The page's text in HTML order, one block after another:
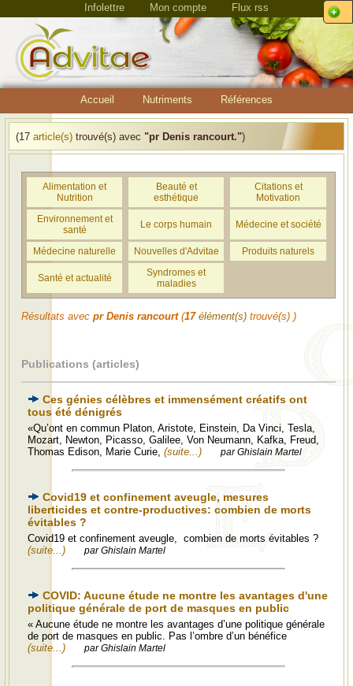
Infolettre Mon compte Flux rss
Accueil Nutriments Références
(17 article(s) trouvé(s) avec "pr Denis rancourt.")
Alimentation et
Nutrition
Beauté et
esthétique
Citations et
Motivation
Environnement et
santé
Le corps humain Médecine et société
Médecine naturelle Nouvelles d'Advitae Produits naturels
Santé et actualité
Syndromes et
maladies
Résultats avec pr Denis rancourt (17 élément(s) trouvé(s) )
Publications (articles)
Ces génies célèbres et immensément créatifs ont
tous été dénigrés
«Qu’ont en commun Platon, Aristote, Einstein, Da Vinci, Tesla,
Mozart, Newton, Picasso, Galilee, Von Neumann, Kafka, Freud,
Thomas Edison, Marie Curie, (suite...) par Ghislain Martel
Covid19 et confinement aveugle, mesures
liberticides et contre-productives: combien de morts
évitables ?
Covid19 et confinement aveugle, combien de morts évitables ?
(suite...)
par Ghislain Martel
COVID: Aucune étude ne montre les avantages d'une
politique générale de port de masques en public
« Aucune étude ne montre les avantages d’une politique générale
de port de masques en public. Pas l’ombre d’un bénéfice
(suite...)
par Ghislain Martel